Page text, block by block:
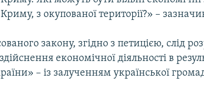
Криму, з окупованої території?» –
закону, згідно з петицією, слід
економічної діяльності в
– із залученням української